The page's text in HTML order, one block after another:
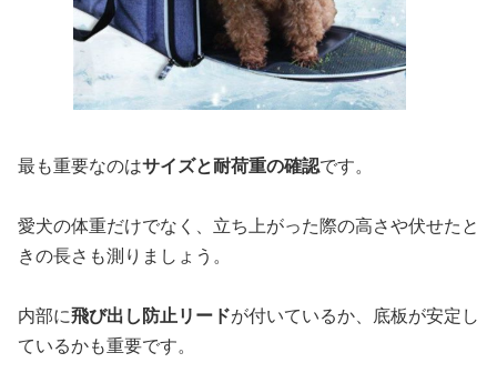
最も重要なのはサイズと耐荷重の確認です。
愛犬の体重だけでなく、立ち上がった際の高さや伏せたと
きの長さも測りましょう。
内部に飛び出し防止リードが付いているか、底板が安定し
ているかも重要です。